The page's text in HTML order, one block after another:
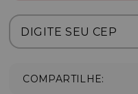
COMPARTILHE: